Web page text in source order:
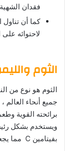
فقدان
كما أن
لاحتوائه على
الثوم
الثوم هو نوع من
جميع أنحاء
برائحته القوية
ويستخدم بشكل
بفيتامين C مما يجعله مضادًا للأكسدة قويًا.